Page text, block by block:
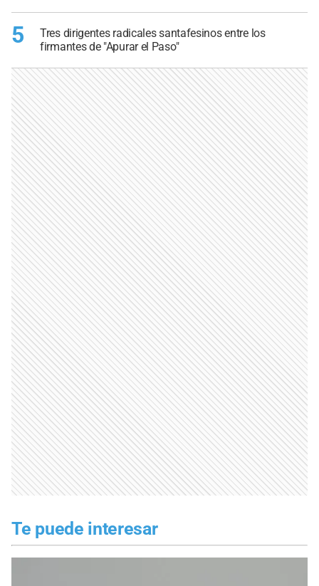
5
Tres dirigentes radicales santafesinos entre los
firmantes de "Apurar el Paso"
Te puede interesar